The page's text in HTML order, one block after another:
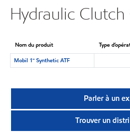
Hydraulic
Nom du produit
Type
Mobil 1🅪 Synthetic ATF
Parler à un
Trouver un